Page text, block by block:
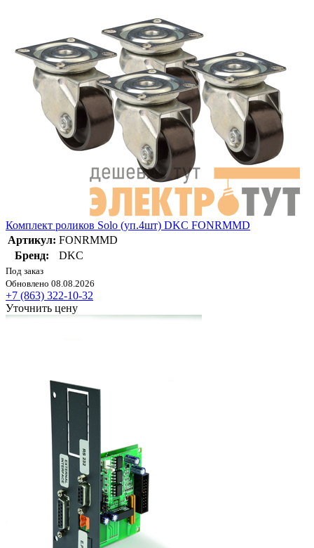
Комплект роликов Solo (уп.4шт) DKC FONRMMD
Артикул: FONRMMD
Бренд:
DKC
Под заказ
Обновлено 08.08.2026
+7 (863) 322-10-32
Уточнить цену